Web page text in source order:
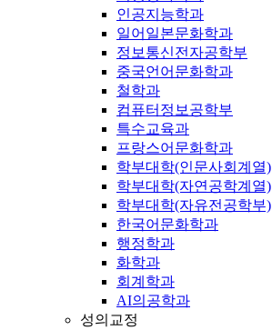
인공지능학과
일어일본문화학과
정보통신전자공학부
중국언어문화학과
철학과
컴퓨터정보공학부
특수교육과
프랑스어문화학과
학부대학(인문사회계열)
학부대학(자연공학계열)
학부대학(자유전공학부)
한국어문화학과
행정학과
화학과
회계학과
AI의공학과
성의교정